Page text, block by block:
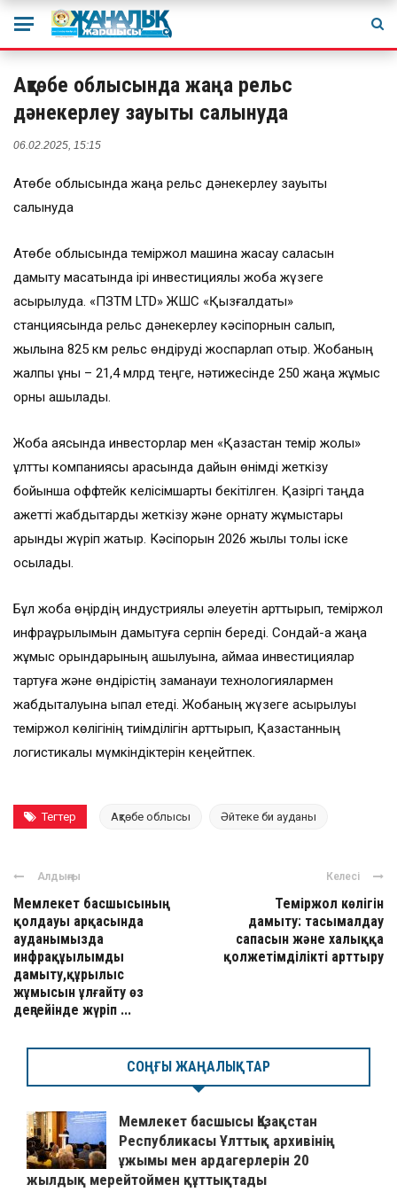
Ақтөбе облысында жаңа рельс
дәнекерлеу зауыты салынуда
06.02.2025, 15:15
Ақтөбе облысында жаңа рельс дәнекерлеу зауыты
салынуда
Ақтөбе облысында теміржол машина жасау саласын
дамыту мақсатында ірі инвестициялық жоба жүзеге
асырылуда. «ПЗТМ LTD» ЖШС «Қызғалдақты»
станциясында рельс дәнекерлеу кәсіпорнын салып,
жылына 825 км рельс өндіруді жоспарлап отыр. Жобаның
жалпы құны – 21,4 млрд теңге, нәтижесінде 250 жаңа жұмыс
орны ашылады.
Жоба аясында инвесторлар мен «Қазақстан темір жолы»
ұлттық компаниясы арасында дайын өнімді жеткізу
бойынша оффтейк келісімшарты бекітілген. Қазіргі таңда
қажетті жабдықтарды жеткізу және орнату жұмыстары
қарқынды жүріп жатыр. Кәсіпорын 2026 жылы толық іске
қосылады.
Бұл жоба өңірдің индустриялық әлеуетін арттырып, теміржол
инфрақұрылымын дамытуға серпін береді. Сондай-ақ жаңа
жұмыс орындарының ашылуына, аймаққа инвестициялар
тартуға және өндірістің заманауи технологиялармен
жабдықталуына ықпал етеді. Жобаның жүзеге асырылуы
теміржол көлігінің тиімділігін арттырып, Қазақстанның
логистикалық мүмкіндіктерін кеңейтпек.
Тегтер Ақтөбе облысы Әйтеке би ауданы
Алдыңғы
Мемлекет басшысының
қолдауы арқасында
ауданымызда
инфрақұылымды
дамыту,құрылыс
жұмысын ұлғайту өз
деңгейінде жүріп ...
Келесі
Теміржол көлігін
дамыту: тасымалдау
сапасын және халыққа
қолжетімділікті арттыру
СОҢҒЫ ЖАҢАЛЫҚТАР
Мемлекет басшысы Қазақстан
Республикасы Ұлттық архивінің
ұжымы мен ардагерлерін 20
жылдық мерейтоймен құттықтады